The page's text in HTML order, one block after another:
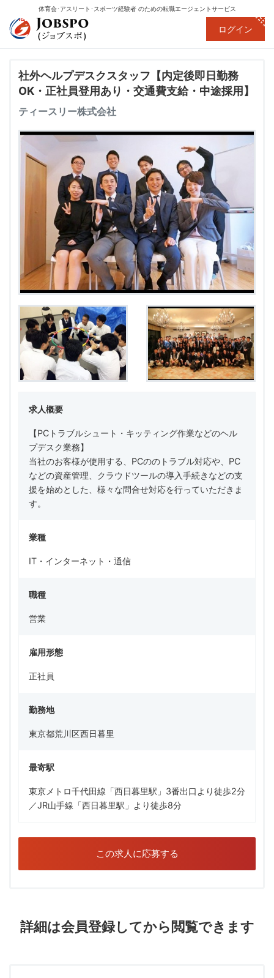
体育会･アスリート･スポーツ経験者のための転職エージェントサービス
ログイン
社外ヘルプデスクスタッフ【内定後即日勤務
OK・正社員登用あり・交通費支給・中途採用】
ティースリー株式会社
求人概要
【PCトラブルシュート・キッティング作業などのヘル
プデスク業務】
当社のお客様が使用する、PCののトラブル対応や、PC
などの資産管理、クラウドツールの導入手続きなどの支
援を始めとした、様々な問合せ対応を行っていただきま
す。
業種
IT・インターネット・通信
職種
営業
雇用形態
正社員
勤務地
東京都荒川区西日暮里
最寄駅
東京メトロ千代田線「西日暮里駅」3番出口より徒歩2分
／JR山手線「西日暮里駅」より徒歩8分
この求人に応募する
詳細は会員登録してから閲覧できます